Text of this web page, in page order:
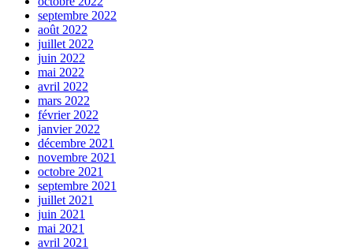
septembre 2022
août 2022
juillet 2022
juin 2022
mai 2022
avril 2022
mars 2022
février 2022
janvier 2022
décembre 2021
novembre 2021
octobre 2021
septembre 2021
juillet 2021
juin 2021
mai 2021
avril 2021